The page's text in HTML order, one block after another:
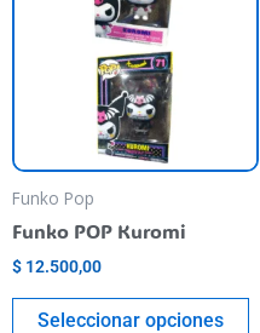
Funko Pop
Funko POP Kuromi
$ 12.500,00
Seleccionar opciones
se